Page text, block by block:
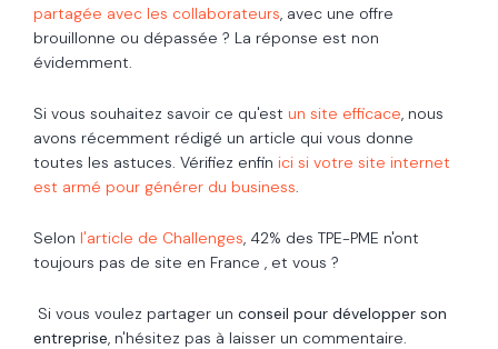
partagée avec les collaborateurs, avec une offre
brouillonne ou dépassée ? La réponse est non
évidemment.
Si vous souhaitez savoir ce qu'est un site efficace, nous
avons récemment rédigé un article qui vous donne
toutes les astuces. Vérifiez enfin ici si votre site internet
est armé pour générer du business.
Selon l'article de Challenges, 42% des TPE-PME n'ont
toujours pas de site en France , et vous ?
Si vous voulez partager un conseil pour développer son
entreprise, n'hésitez pas à laisser un commentaire.